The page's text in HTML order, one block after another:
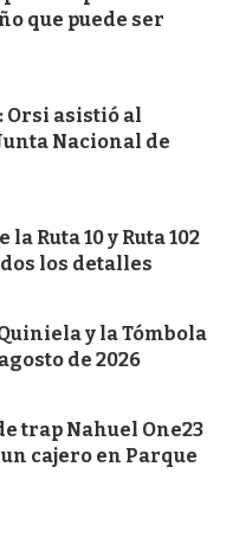
que puede ser
Orsi asistió al
Nacional de
Ruta 10 y Ruta 102
los detalles
y la Tómbola
de 2026
trap Nahuel One23
cajero en Parque